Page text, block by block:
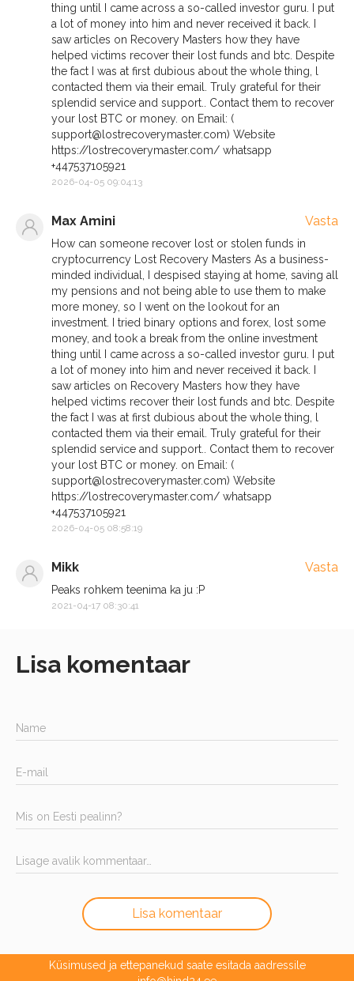
thing until I came across a so-called investor guru. I put
a lot of money into him and never received it back. I
saw articles on Recovery Masters how they have
helped victims recover their lost funds and btc. Despite
the fact I was at first dubious about the whole thing, l
contacted them via their email. Truly grateful for their
splendid service and support.. Contact them to recover
your lost BTC or money. on Email: (
support@lostrecoverymaster.com) Website
https://lostrecoverymaster.com/ whatsapp
+447537105921
2026-04-05 09:04:13
Max Amini Vasta
How can someone recover lost or stolen funds in
cryptocurrency Lost Recovery Masters As a business-
minded individual, I despised staying at home, saving all
my pensions and not being able to use them to make
more money, so I went on the lookout for an
investment. I tried binary options and forex, lost some
money, and took a break from the online investment
thing until I came across a so-called investor guru. I put
a lot of money into him and never received it back. I
saw articles on Recovery Masters how they have
helped victims recover their lost funds and btc. Despite
the fact I was at first dubious about the whole thing, l
contacted them via their email. Truly grateful for their
splendid service and support.. Contact them to recover
your lost BTC or money. on Email: (
support@lostrecoverymaster.com) Website
https://lostrecoverymaster.com/ whatsapp
+447537105921
2026-04-05 08:58:19
Mikk Vasta
Peaks rohkem teenima ka ju :P
2021-04-17 08:30:41
Lisa komentaar
Name
E-mail
Mis on Eesti pealinn?
Lisage avalik kommentaar…
Lisa komentaar
Küsimused ja ettepanekud saate esitada aadressile